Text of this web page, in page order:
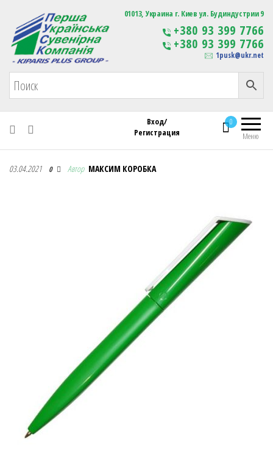
Первая Украинская Сувенирная Компания Изготовление
сувенирной продукции
с логотипом
01013, Украина г. Киев ул. Будиндустрии 9
+380 93 399 7766
+380 93 399 7766
1pusk@ukr.net
Меню
0
Вход/
Регистрация
Первая Украинская Сувенирная Компания
03.04.2021 0 Автор МАКСИМ КОРОБКА